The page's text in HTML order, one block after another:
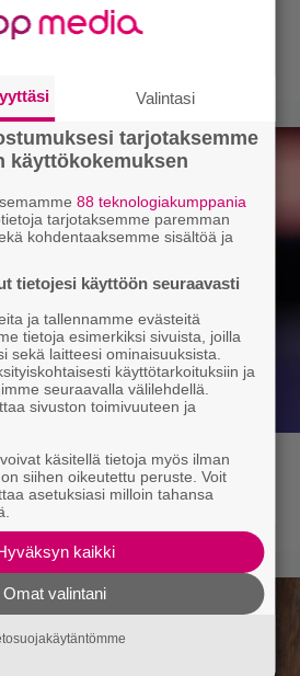
yhteen –
heille”
palvelua ravintolassa –
asiaan
Valintasi
tarjotaksemme
käyttökokemuksen
88 teknologiakumppania
tarjotaksemme paremman
kohdentaaksemme sisältöä ja
tietojesi käyttöön seuraavasti
ja tallennamme evästeitä
tietoja esimerkiksi sivuista, joilla
sekä laitteesi ominaisuuksista.
käyttötarkoituksiin ja
seuraavalla välilehdellä.
sivuston toimivuuteen ja
käsitellä tietoja myös ilman
siihen oikeutettu peruste. Voit
asetuksiasi milloin tahansa
kaikki
Omat valintani